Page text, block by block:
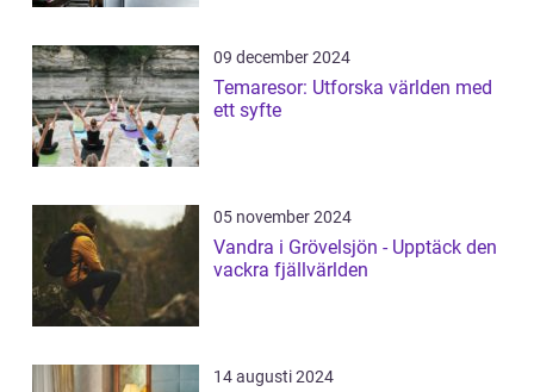
09 december 2024
Temaresor: Utforska världen med
ett syfte
05 november 2024
Vandra i Grövelsjön - Upptäck den
vackra fjällvärlden
14 augusti 2024